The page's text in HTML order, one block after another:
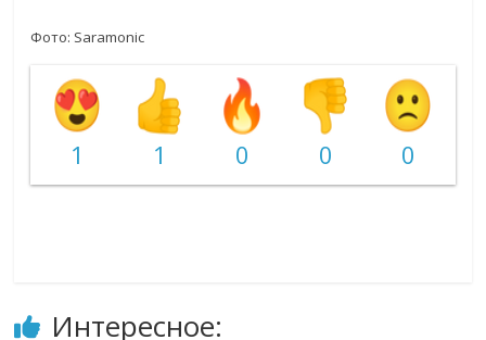
Фото: Saramonic
1 1 0 0 0
Интересное: